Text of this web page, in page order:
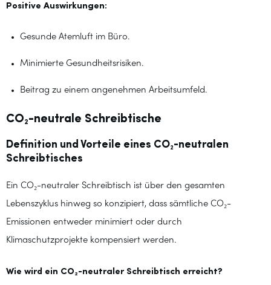
Positive Auswirkungen:
Gesunde Atemluft im Büro.
Minimierte Gesundheitsrisiken.
Beitrag zu einem angenehmen Arbeitsumfeld.
CO₂-neutrale Schreibtische
Definition und Vorteile eines CO₂-neutralen
Schreibtisches
Ein CO₂-neutraler Schreibtisch ist über den gesamten
Lebenszyklus hinweg so konzipiert, dass sämtliche CO₂-
Emissionen entweder minimiert oder durch
Klimaschutzprojekte kompensiert werden.
Wie wird ein CO₂-neutraler Schreibtisch erreicht?